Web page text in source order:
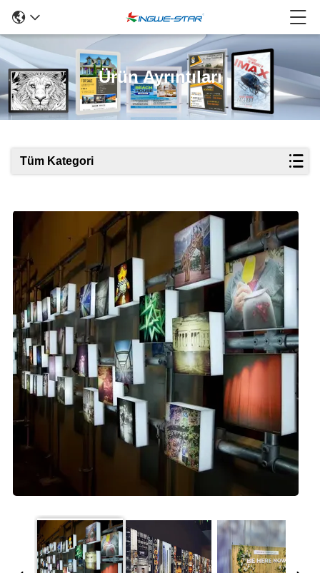
Ürün Ayrıntıları
Tüm Kategori